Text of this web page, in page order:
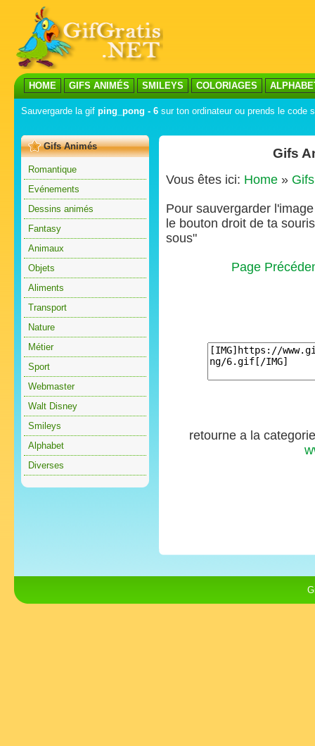
HOME GIFS ANIMÉS SMILEYS COLORIAGES
Sauvergarde la gif ping_pong - 6 sur ton ordinateur ou prends le code
Gifs Animés
Romantique
Evénements
Dessins animés
Fantasy
Animaux
Objets
Aliments
Transport
Nature
Métier
Sport
Webmaster
Walt Disney
Smileys
Alphabet
Diverses
Gifs
Vous êtes ici: Home »
Pour sauvergarder
le bouton droit de ta
sous"
Page
retourne a la